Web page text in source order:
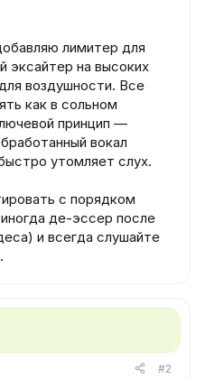
лимитер для
эксайтер на высоких
воздушности. Все
как в сольном
принцип —
вокал
утомляет слух.
с порядком
де-эссер после
и всегда слушайте
#2